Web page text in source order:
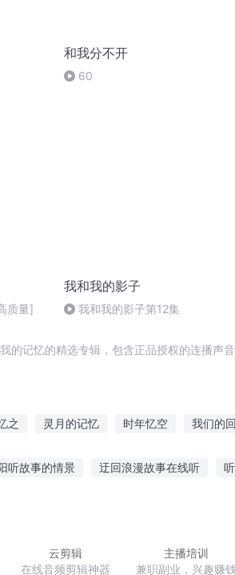
和我分不开
60
质量]
我和我的影子
我和我的影子第12集
的记忆的精选专辑，包含正品授权的连播声
之 灵月的记忆 时年忆空 我们的
听故事的情景 迂回浪漫故事在线听
云剪辑
在线音频剪辑神器
主播培训
兼职副业，兴趣赚钱